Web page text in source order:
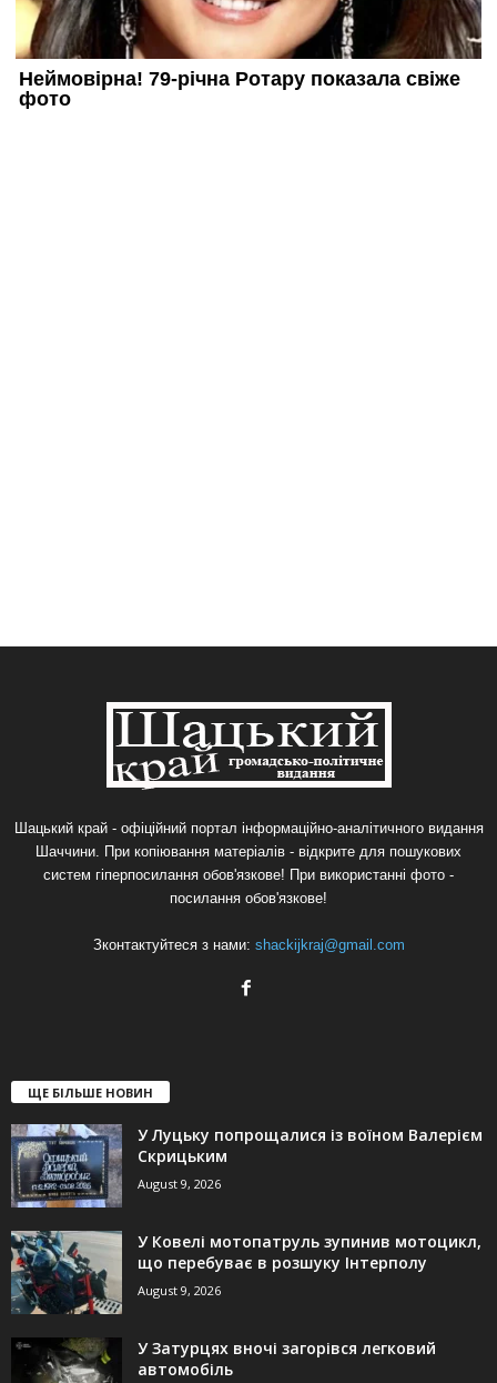
Шацький край - офіційний портал інформаційно-аналітичного видання
Шаччини. При копіювання матеріалів - відкрите для пошукових
систем гіперпосилання обов'язкове! При використанні фото -
посилання обов'язкове!
Зконтактуйтеся з нами: shackijkraj@gmail.com
ЩЕ БІЛЬШЕ НОВИН
У Луцьку попрощалися із воїном Валерієм
Скрицьким
August 9, 2026
У Ковелі мотопатруль зупинив мотоцикл,
що перебуває в розшуку Інтерполу
August 9, 2026
У Затурцях вночі загорівся легковий
автомобіль